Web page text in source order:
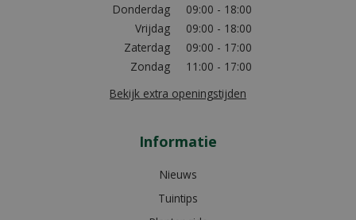
Donderdag
09:00 - 18:00
Vrijdag
09:00 - 18:00
Zaterdag
09:00 - 17:00
Zondag
11:00 - 17:00
Bekijk extra openingstijden
Informatie
Nieuws
Tuintips